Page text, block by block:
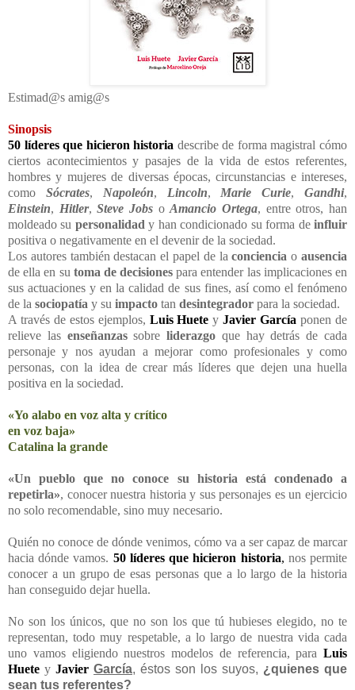
Estimad@s amig@s
Sinopsis
50 líderes que hicieron historia describe de forma magistral cómo
ciertos acontecimientos y pasajes de la vida de estos referentes,
hombres y mujeres de diversas épocas, circunstancias e intereses,
como Sócrates, Napoleón, Lincoln, Marie Curie,Gandhi,
Einstein, Hitler,Steve Jobs oAmancio Ortega, entre otros, han
moldeado su personalidad y han condicionado su forma deinfluir
positiva o negativamente en el devenir de la sociedad.
Los autores también destacan el papel de laconciencia oausencia
de ella en su toma de decisiones para entender las implicaciones en
sus actuaciones y en la calidad de sus fines, así como el fenómeno
de la sociopatía y su impacto tan desintegrador para la sociedad.
A través de estos ejemplos, Luis Huete yJavier García ponen de
relieve las enseñanzassobreliderazgo que hay detrás de cada
personaje y nos ayudan a mejorar como profesionales y como
personas, con la idea de crear más líderes que dejen una huella
positiva en la sociedad.
«Yo alabo en voz alta y crítico
en voz baja»
Catalina la grande
«Un pueblo que no conoce su historia está condenado a
repetirla», conocer nuestra historia y sus personajes es un ejercicio
no solo recomendable, sino muy necesario.
Quién no conoce de dónde venimos, cómo va a ser capaz de marcar
hacia dónde vamos. 50 líderes que hicieron historia, nos permite
conocer a un grupo de esas personas que a lo largo de la historia
han conseguido dejar huella.
No son los únicos, que no son los que tú hubieses elegido, no te
representan, todo muy respetable, a lo largo de nuestra vida cada
uno vamos eligiendo nuestros modelos de referencia, para Luis
Huete y Javier García, éstos son los suyos, ¿quienes que
sean tus referentes?